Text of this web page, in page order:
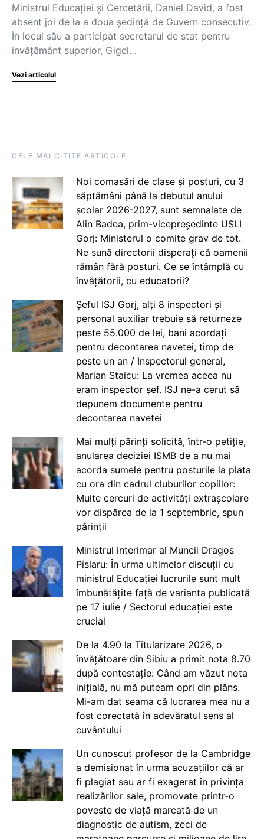
Ministrul Educației și Cercetării, Daniel David, a fost
absent joi de la a doua ședință de Guvern consecutiv.
În locul său a participat secretarul de stat pentru
învățământ superior, Gigel…
Vezi articolul
CELE MAI CITITE ARTICOLE
Noi comasări de clase și posturi, cu 3
săptămâni până la debutul anului
școlar 2026-2027, sunt semnalate de
Alin Badea, prim-vicepreședinte USLI
Gorj: Ministerul o comite grav de tot.
Ne sună directorii disperați că oamenii
rămân fără posturi. Ce se întâmplă cu
învățătorii, cu educatorii?
Șeful ISJ Gorj, alți 8 inspectori și
personal auxiliar trebuie să returneze
peste 55.000 de lei, bani acordați
pentru decontarea navetei, timp de
peste un an / Inspectorul general,
Marian Staicu: La vremea aceea nu
eram inspector șef. ISJ ne-a cerut să
depunem documente pentru
decontarea navetei
Mai mulți părinți solicită, într-o petiție,
anularea deciziei ISMB de a nu mai
acorda sumele pentru posturile la plata
cu ora din cadrul cluburilor copiilor:
Multe cercuri de activități extrașcolare
vor dispărea de la 1 septembrie, spun
părinții
Ministrul interimar al Muncii Dragos
Pîslaru: În urma ultimelor discuții cu
ministrul Educației lucrurile sunt mult
îmbunătățite față de varianta publicată
pe 17 iulie / Sectorul educației este
crucial
De la 4.90 la Titularizare 2026, o
învățătoare din Sibiu a primit nota 8.70
după contestație: Când am văzut nota
inițială, nu mă puteam opri din plâns.
Mi-am dat seama că lucrarea mea nu a
fost corectată în adevăratul sens al
cuvântului
Un cunoscut profesor de la Cambridge
a demisionat în urma acuzațiilor că ar
fi plagiat sau ar fi exagerat în privința
realizărilor sale, promovate printr-o
poveste de viață marcată de un
diagnostic de autism, zeci de